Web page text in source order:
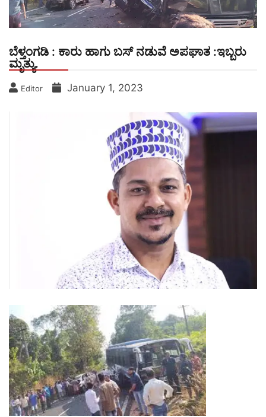
ಬೆಳ್ತಂಗಡಿ : ಕಾರು ಹಾಗು ಬಸ್ ನಡುವೆ ಅಪಘಾತ :ಇಬ್ಬರು
ಮೃತ್ಯು.
Editor January 1, 2023